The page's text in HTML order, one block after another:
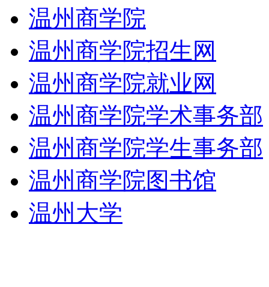
温州商学院
温州商学院招生网
温州商学院就业网
温州商学院学术事务部
温州商学院学生事务部
温州商学院图书馆
温州大学